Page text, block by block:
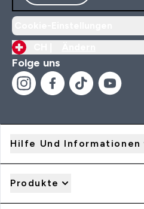
Folge uns
Hilfe Und Informationen
Produkte